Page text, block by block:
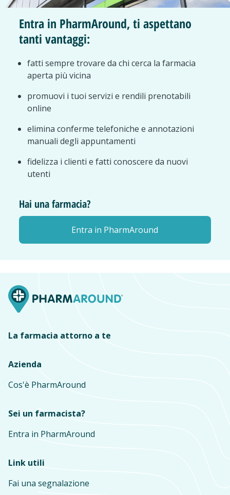
Entra in PharmAround, ti aspettano
tanti vantaggi:
fatti sempre trovare da chi cerca la farmacia
aperta più vicina
promuovi i tuoi servizi e rendili prenotabili
online
elimina conferme telefoniche e annotazioni
manuali degli appuntamenti
fidelizza i clienti e fatti conoscere da nuovi
utenti
Hai una farmacia?
Entra in PharmAround
La farmacia attorno a te
Azienda
Cos'è PharmAround
Sei un farmacista?
Entra in PharmAround
Link utili
Fai una segnalazione